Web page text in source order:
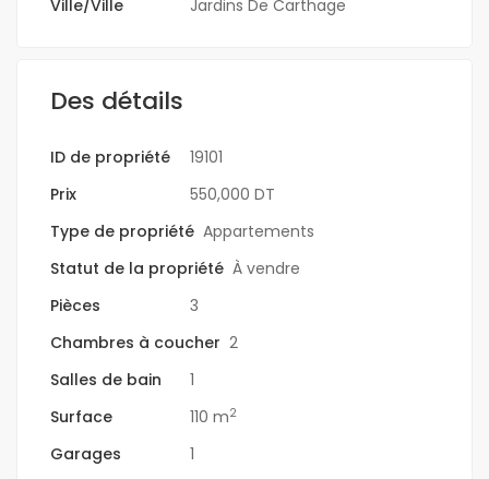
Ville/Ville Jardins De Carthage
Des détails
ID de propriété
19101
Prix
550,000 DT
Type de propriété Appartements
Statut de la propriété À vendre
Pièces
3
Chambres à coucher 2
Salles de bain
1
Surface
110 m2
Garages
1